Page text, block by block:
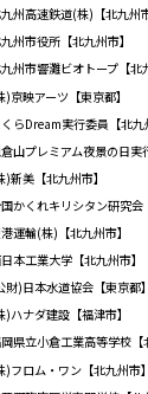
州高速鉄道(株)【北九州市
州市役所【北九州市】
州市響灘ビオトープ【北
)京映アーツ【東京都】
くらDream実行委員【北九
)新美【北九州市】
かくれキリシタン研究会
運輸(株)【北九州市】
本工業大学【北九州市】
財)日本水道協会【東京都】
)ハナダ建設【福津市】
県立小倉工業高等学校【
)フロム・ワン【北九州市】